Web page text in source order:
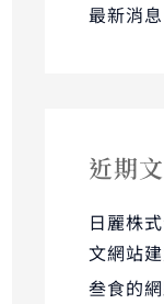
最新消息
近期
日麗株
文網站
叁食的